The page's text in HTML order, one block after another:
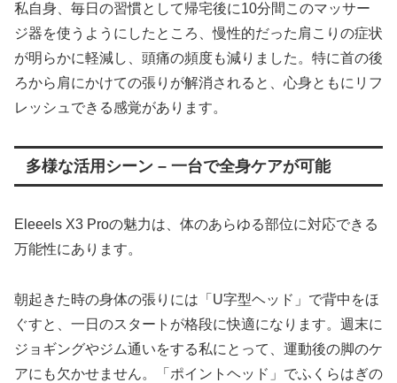
私自身、毎日の習慣として帰宅後に10分間このマッサー
ジ器を使うようにしたところ、慢性的だった肩こりの症状
が明らかに軽減し、頭痛の頻度も減りました。特に首の後
ろから肩にかけての張りが解消されると、心身ともにリフ
レッシュできる感覚があります。
多様な活用シーン – 一台で全身ケアが可能
Eleeels X3 Proの魅力は、体のあらゆる部位に対応できる
万能性にあります。
朝起きた時の身体の張りには「U字型ヘッド」で背中をほ
ぐすと、一日のスタートが格段に快適になります。週末に
ジョギングやジム通いをする私にとって、運動後の脚のケ
アにも欠かせません。「ポイントヘッド」でふくらはぎの